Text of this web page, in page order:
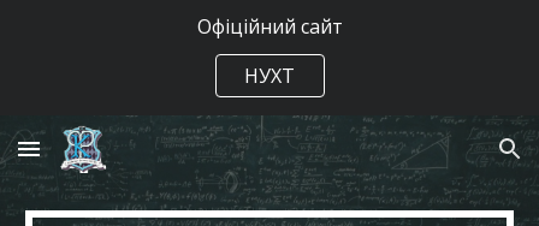
Офіційний сайт
НУХТ